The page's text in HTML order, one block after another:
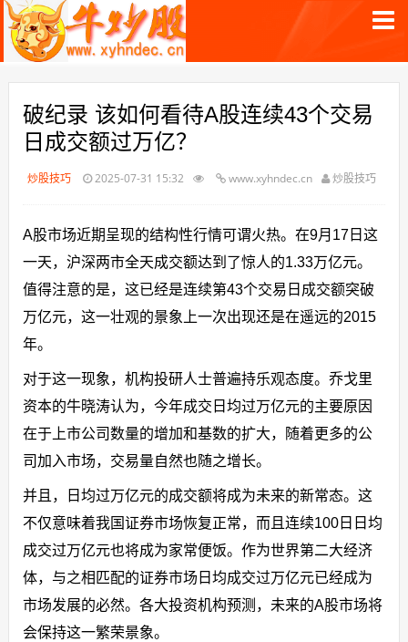
破纪录 该如何看待A股连续43个交易
日成交额过万亿？
炒股技巧 2025-07-31 15:32 www.xyhndec.cn 炒股技巧
A股市场近期呈现的结构性行情可谓火热。在9月17日这
一天，沪深两市全天成交额达到了惊人的1.33万亿元。
值得注意的是，这已经是连续第43个交易日成交额突破
万亿元，这一壮观的景象上一次出现还是在遥远的2015
年。
对于这一现象，机构投研人士普遍持乐观态度。乔戈里
资本的牛晓涛认为，今年成交日均过万亿元的主要原因
在于上市公司数量的增加和基数的扩大，随着更多的公
司加入市场，交易量自然也随之增长。
并且，日均过万亿元的成交额将成为未来的新常态。这
不仅意味着我国证券市场恢复正常，而且连续100日日均
成交过万亿元也将成为家常便饭。作为世界第二大经济
体，与之相匹配的证券市场日均成交过万亿元已经成为
市场发展的必然。各大投资机构预测，未来的A股市场将
会保持这一繁荣景象。